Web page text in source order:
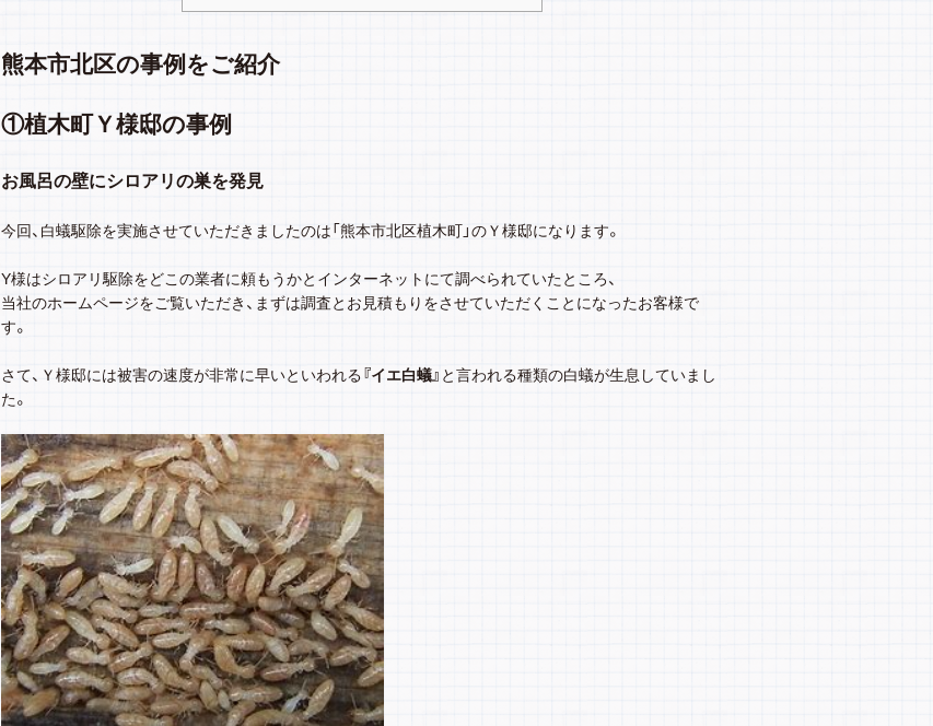
熊本市北区の事例をご紹介
①植木町Ｙ様邸の事例
お風呂の壁にシロアリの巣を発見
今回、白蟻駆除を実施させていただきましたのは「熊本市北区植木町」のＹ様邸になります。
Y様はシロアリ駆除をどこの業者に頼もうかとインターネットにて調べられていたところ、
当社のホームページをご覧いただき、まずは調査とお見積もりをさせていただくことになったお客様で
す。
さて、Ｙ様邸には被害の速度が非常に早いといわれる『イエ白蟻』 と言われる種類の白蟻が生息していまし
た。